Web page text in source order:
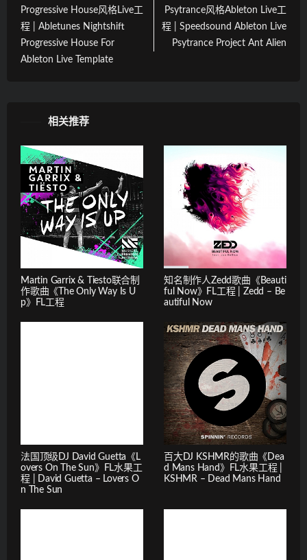
Progressive House风格Live工
程 | Abletunes Nightshift
Progressive House For
Ableton Live Template
Psytrance风格Ableton Live工
程 | Speedsound Ableton Live
Psytrance Project Ant Alien
相关推荐
Martin Garrix & Tiesto联合制
作歌曲《The Only Way Is U
p》FL工程
知名制作人Zedd歌曲《Beauti
ful Now》FL工程 | Zedd – Be
autiful Now
法国顶级DJ David Guetta《L
overs On The Sun》FL水果工
程 | David Guetta – Lovers O
n The Sun
百大DJ KSHMR的歌曲《Dea
d Mans Hand》FL水果工程 |
KSHMR – Dead Mans Hand